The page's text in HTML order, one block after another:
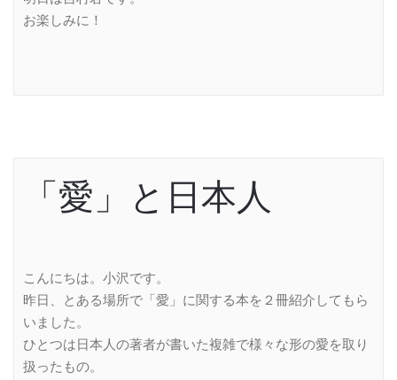
お楽しみに！
「愛」と日本人
こんにちは。小沢です。
昨日、とある場所で「愛」に関する本を２冊紹介してもら
いました。
ひとつは日本人の著者が書いた複雑で様々な形の愛を取り
扱ったもの。